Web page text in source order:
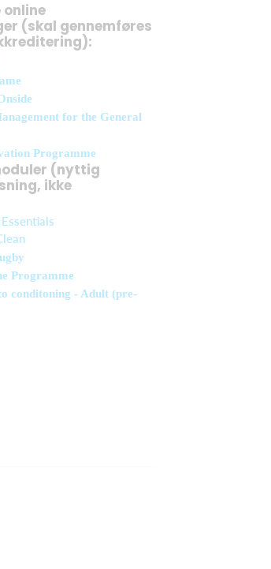
(skal gennemføres
for the General
Programme
(nyttig
ikke
Programme
conditoning - Adult (pre-